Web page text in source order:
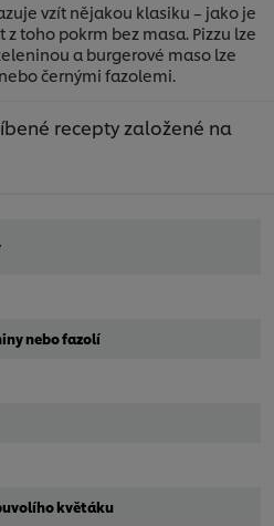
vzít nějakou klasiku – jako je
toho pokrm bez masa. Pizzu lze
a burgerové maso lze
černými fazolemi.
recepty založené na
nebo fazolí
květáku